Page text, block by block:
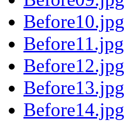
Before10.jpg
Before11.jpg
Before12.jpg
Before13.jpg
Before14.jpg